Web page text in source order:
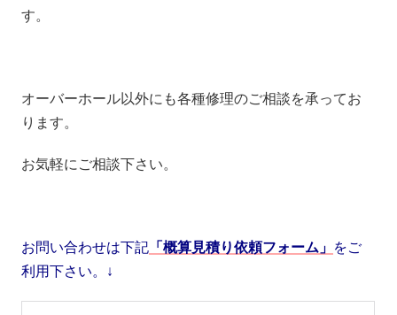
す。
オーバーホール以外にも各種修理のご相談を承ってお
ります。
お気軽にご相談下さい。
お問い合わせは下記 「概算見積り依頼フォーム」 をご
利用下さい。↓